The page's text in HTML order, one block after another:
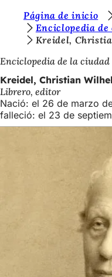
Saltar al contenido
t
á
s
a
q
Página de inicio
Enciclopedia
Kreidel,
Enciclopedia de la ciudad
Kreidel, Christian
Librero, editor
Nació: el 26 de marzo
falleció: el 23 de